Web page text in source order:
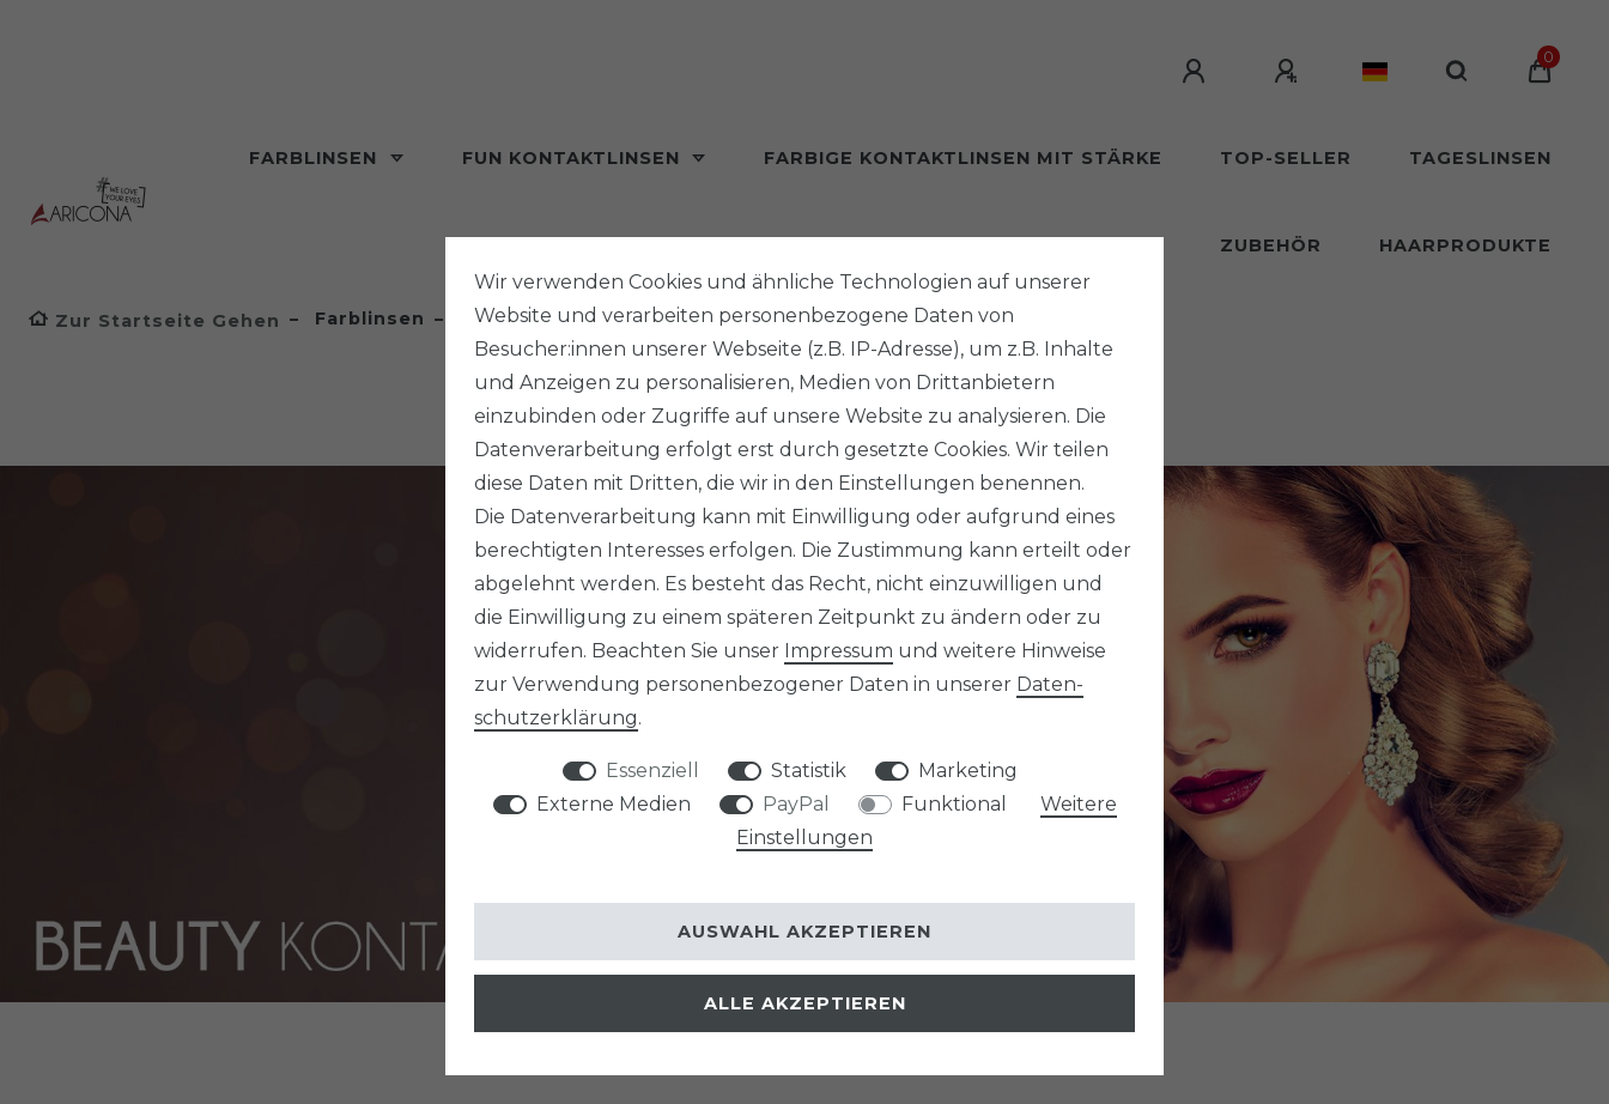
0
FARBLINSEN FUN KONTAKTLINSEN FARBIGE KONTAKTLINSEN MIT STÄRKE TOP-SELLER TAGESLINSEN
ZUBEHÖR HAARPRODUKTE
Zur Startseite Gehen Farblinsen Beauty Kontaktlinsen
Wir verwenden Cookies und ähnliche Technologien auf unserer
Website und verarbeiten personenbezogene Daten von
Besucher:innen unserer Webseite (z.B. IP-Adresse), um z.B. Inhalte
und Anzeigen zu personalisieren, Medien von Drittanbietern
einzubinden oder Zugriffe auf unsere Website zu analysieren. Die
Datenverarbeitung erfolgt erst durch gesetzte Cookies. Wir teilen
diese Daten mit Dritten, die wir in den Einstellungen benennen.
Die Datenverarbeitung kann mit Einwilligung oder aufgrund eines
berechtigten Interesses erfolgen. Die Zustimmung kann erteilt oder
abgelehnt werden. Es besteht das Recht, nicht einzuwilligen und
die Einwilligung zu einem späteren Zeitpunkt zu ändern oder zu
widerrufen. Beachten Sie unser Impressum und weitere Hinweise
zur Verwendung personenbezogener Daten in unserer Daten­
schutz­erklärung.
Essenziell Statistik
Marketing
Externe Medien
PayPal Funktional
Weitere
Einstellungen
ALLE AKZEPTIEREN
AUSWAHL AKZEPTIEREN